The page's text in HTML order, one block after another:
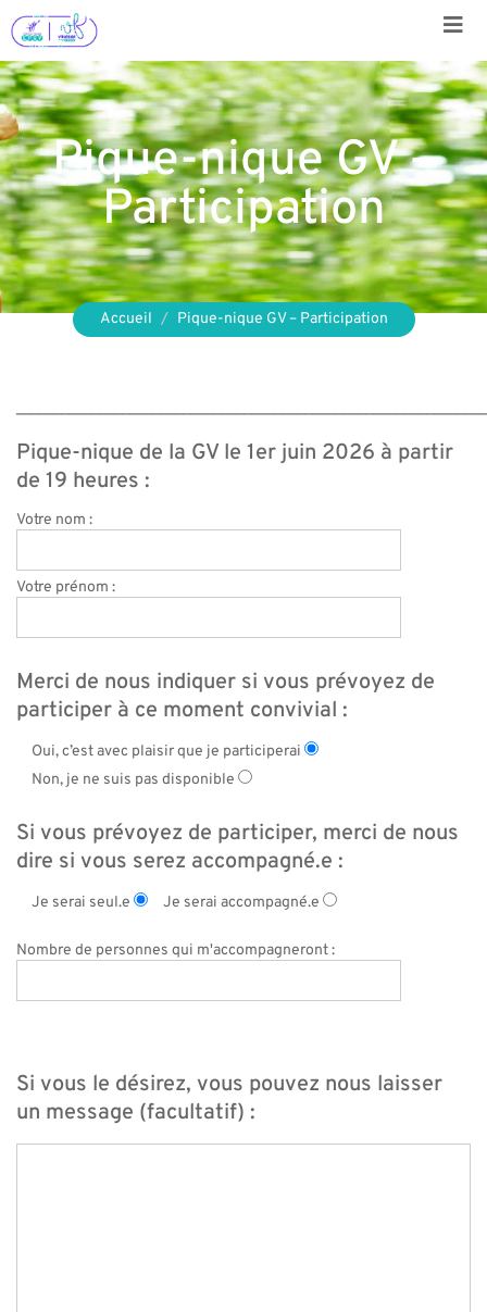
au
contenu
Pique-nique GV –
Participation
Accueil Pique-nique GV – Participation
Pique-nique de la GV le 1er juin 2026 à partir
de 19 heures :
Votre nom :
Votre prénom :
Merci de nous indiquer si vous prévoyez de
participer à ce moment convivial :
Oui, c’est avec plaisir que je participerai
Non, je ne suis pas disponible
Si vous prévoyez de participer, merci de nous
dire si vous serez accompagné.e :
Je serai seul.e Je serai accompagné.e
Nombre de personnes qui m'accompagneront :
Si vous le désirez, vous pouvez nous laisser
un message (facultatif) :